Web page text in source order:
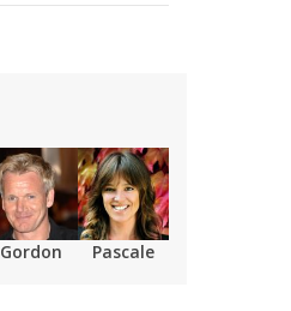
Gordon Pascale